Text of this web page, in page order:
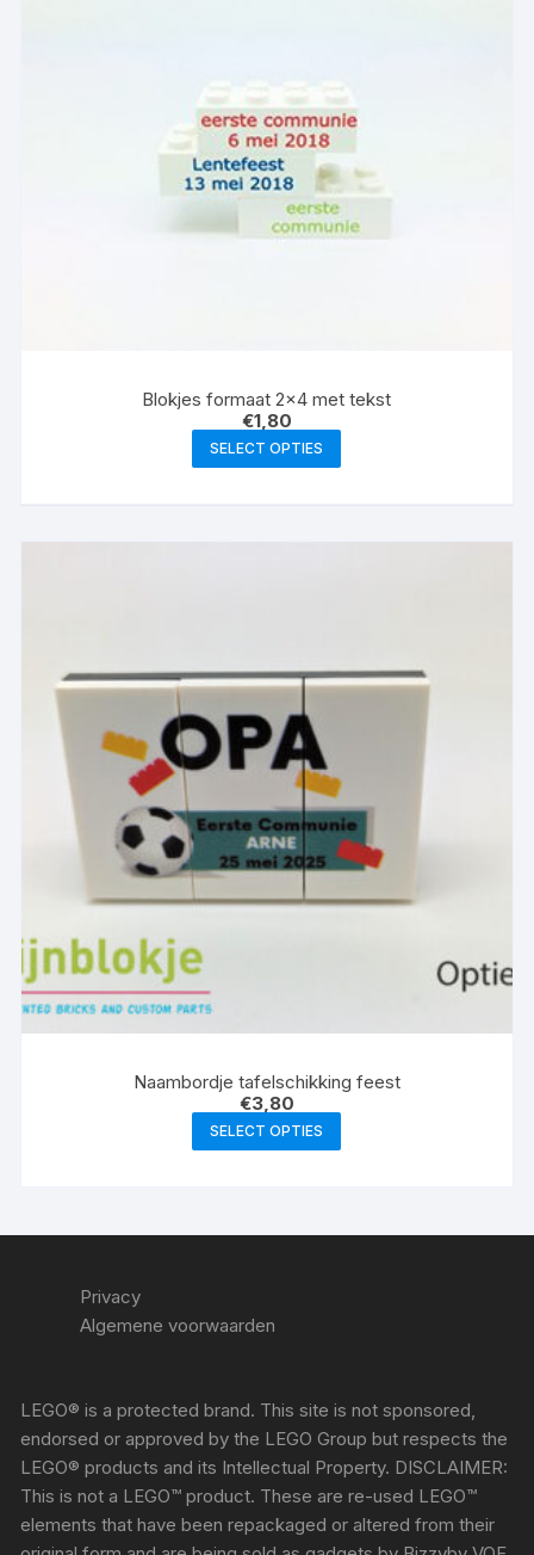
Blokjes formaat 2×4 met tekst
€1,80
SELECT OPTIES
Naambordje tafelschikking feest
€3,80
SELECT OPTIES
Privacy
Algemene voorwaarden
LEGO® is a protected brand. This site is not sponsored,
endorsed or approved by the LEGO Group but respects the
LEGO® products and its Intellectual Property. DISCLAIMER:
This is not a LEGO™ product. These are re-used LEGO™
elements that have been repackaged or altered from their